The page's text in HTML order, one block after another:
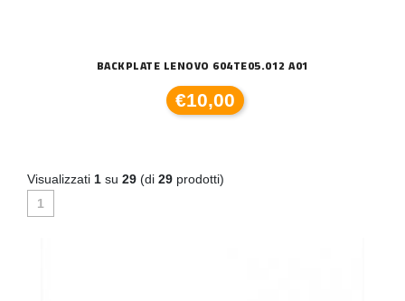
BACKPLATE LENOVO 604TE05.012 A01
€10,00
Visualizzati 1 su 29 (di 29 prodotti)
1